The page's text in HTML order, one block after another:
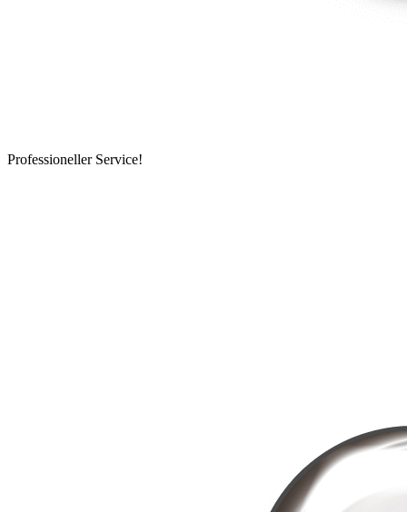
Professioneller Service!